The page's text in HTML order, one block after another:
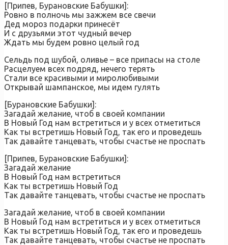
[Припев, Бурановские Бабушки]:
Ровно в полночь мы зажжем все свечи
Дед мороз подарки принесёт
И с друзьями этот чудный вечер
Ждать мы будем ровно целый год
Сельдь под шубой, оливье – все припасы на столе
Расцелуем всех подряд, нечего терять
Стали все красивыми и миролюбивыми
Открывай шампанское, мы идем гулять
[Бурановские Бабушки]:
Загадай желание, чтоб в своей компании
В Новый Год нам встретиться и у всех отметиться
Как ты встретишь Новый Год, так его и проведешь
Так давайте танцевать, чтобы счастье не проспать
[Припев, Бурановские Бабушки]:
Загадай желание
В Новый Год нам встретиться
Как ты встретишь Новый Год
Так давайте танцевать, чтобы счастье не проспать
Загадай желание, чтоб в своей компании
В Новый Год нам встретиться и у всех отметиться
Как ты встретишь Новый Год, так его и проведешь
Так давайте танцевать, чтобы счастье не проспать